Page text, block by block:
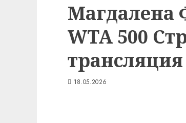
Магдалена
WTA 500
трансляция
18.05.2026